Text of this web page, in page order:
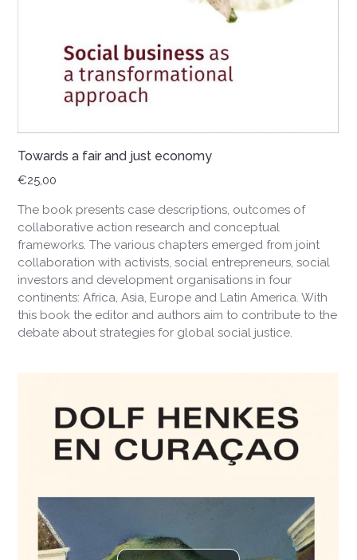
Towards a fair and just economy
€25,00
The book presents case descriptions, outcomes of
collaborative action research and conceptual
frameworks. The various chapters emerged from joint
collaboration with activists, social entrepreneurs, social
investors and development organisations in four
continents: Africa, Asia, Europe and Latin America. With
this book the editor and authors aim to contribute to the
debate about strategies for global social justice.